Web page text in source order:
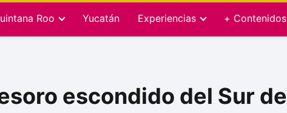
Roo Yucatán Experiencias + Contenidos
escondido del Sur de